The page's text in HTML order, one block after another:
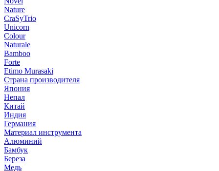
Nature
CraSyTrio
Unicorn
Colour
Naturale
Bamboo
Forte
Etimo Murasaki
Страна производителя
Япония
Непал
Китай
Индия
Германия
Материал инструмента
Алюминий
Бамбук
Береза
Медь